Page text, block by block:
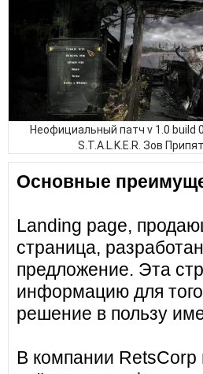
Неофициальный патч v 1.0 build
S.T.A.L.K.E.R. Зов
Основные
Landing page,
страница,
предложение. Эта
информацию для
решение в пользу
В компании